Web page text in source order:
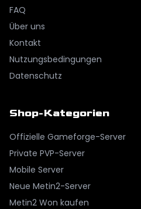
FAQ
Über uns
Kontakt
Nutzungsbedingungen
Datenschutz
Shop-Kategorien
Offizielle Gameforge-Server
Private PVP-Server
Mobile Server
Neue Metin2-Server
Metin2 Won kaufen